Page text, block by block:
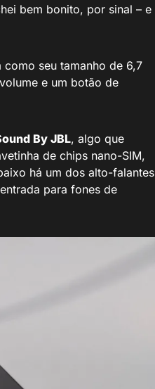
bem bonito, por sinal – e
seu tamanho de 6,7
e um botão de
By JBL, algo que
de chips nano-SIM,
há um dos alto-falantes
para fones de